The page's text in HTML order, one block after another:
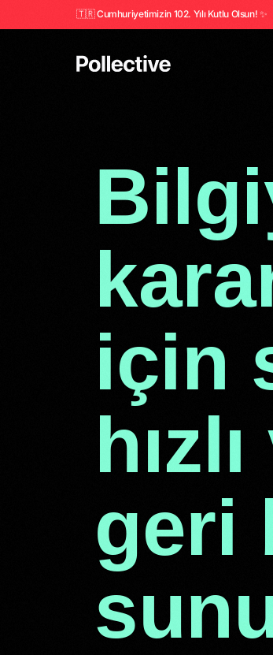
🇹🇷 Cumhuriyetimizin 102. Yılı Kutlu Olsun! ✨
için
geri